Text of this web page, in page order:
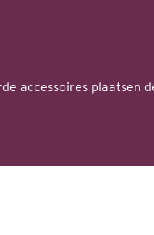
accessoires plaatsen